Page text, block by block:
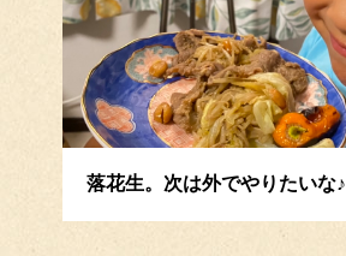
落花生。次は外でやりたいな♪